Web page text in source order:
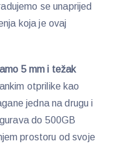
se unaprijed
koja je ovaj
5 mm i težak
otprilike kao
jedna na drugu i
do 500GB
prostoru od svoje